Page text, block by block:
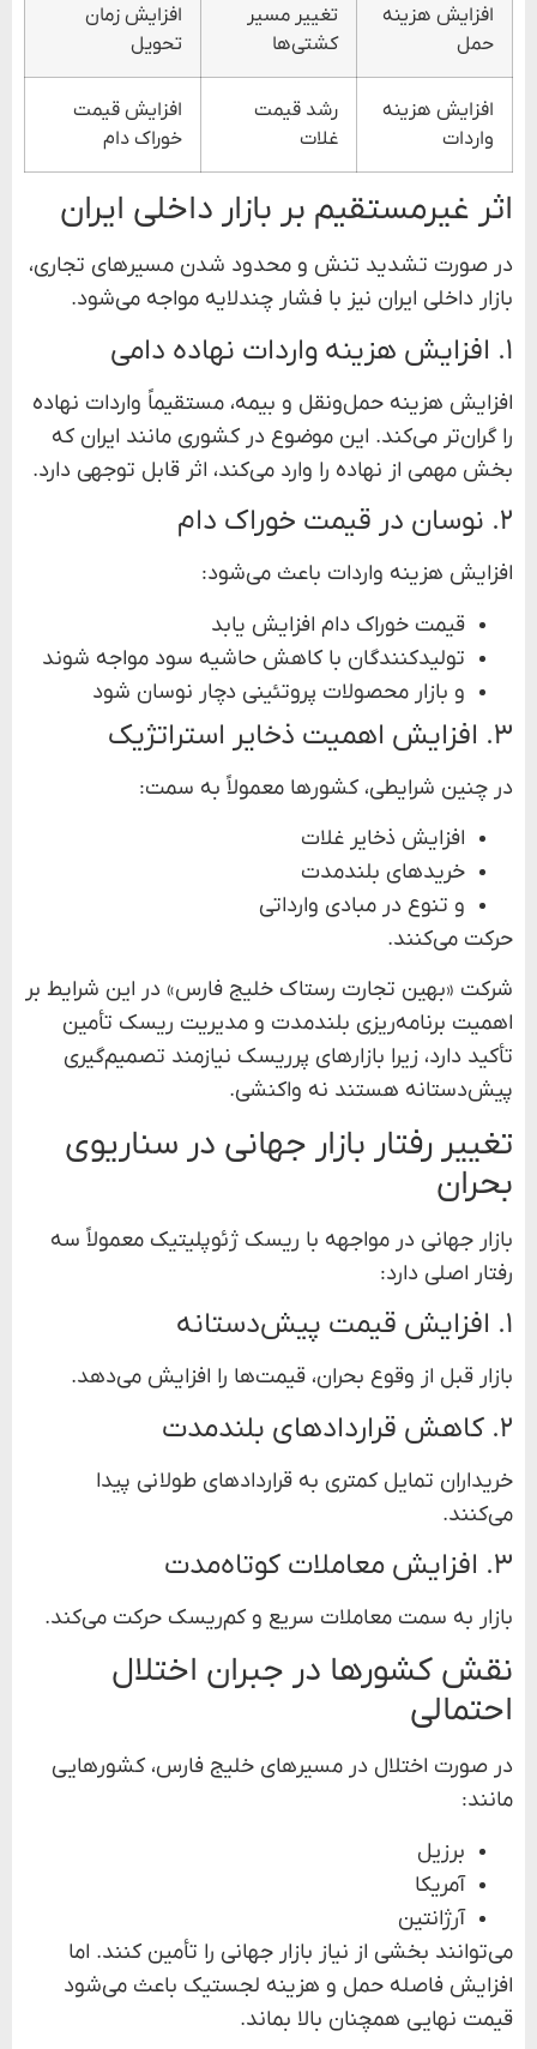
افزایش هزینه
حمل
تغییر مسیر
کشتی‌ها
افزایش زمان
تحویل
افزایش هزینه
واردات
رشد قیمت
غلات
افزایش قیمت
خوراک دام
اثر غیرمستقیم بر بازار داخلی ایران
در صورت تشدید تنش و محدود شدن مسیرهای تجاری،
بازار داخلی ایران نیز با فشار چندلایه مواجه می‌شود.
۱. افزایش هزینه واردات نهاده دامی
افزایش هزینه حمل‌ونقل و بیمه، مستقیماً واردات نهاده
را گران‌تر می‌کند. این موضوع در کشوری مانند ایران که
بخش مهمی از نهاده را وارد می‌کند، اثر قابل توجهی دارد.
۲. نوسان در قیمت خوراک دام
افزایش هزینه واردات باعث می‌شود:
قیمت خوراک دام افزایش یابد
تولیدکنندگان با کاهش حاشیه سود مواجه شوند
و بازار محصولات پروتئینی دچار نوسان شود
۳. افزایش اهمیت ذخایر استراتژیک
در چنین شرایطی، کشورها معمولاً به سمت:
افزایش ذخایر غلات
خریدهای بلندمدت
و تنوع در مبادی وارداتی
حرکت می‌کنند.
شرکت «بهین تجارت رستاک خلیج فارس» در این شرایط بر
اهمیت برنامه‌ریزی بلندمدت و مدیریت ریسک تأمین
تأکید دارد، زیرا بازارهای پرریسک نیازمند تصمیم‌گیری
پیش‌دستانه هستند نه واکنشی.
تغییر رفتار بازار جهانی در سناریوی
بحران
بازار جهانی در مواجهه با ریسک ژئوپلیتیک معمولاً سه
رفتار اصلی دارد:
۱. افزایش قیمت پیش‌دستانه
بازار قبل از وقوع بحران، قیمت‌ها را افزایش می‌دهد.
۲. کاهش قراردادهای بلندمدت
خریداران تمایل کمتری به قراردادهای طولانی پیدا
می‌کنند.
۳. افزایش معاملات کوتاه‌مدت
بازار به سمت معاملات سریع و کم‌ریسک حرکت می‌کند.
نقش کشورها در جبران اختلال
احتمالی
در صورت اختلال در مسیرهای خلیج فارس، کشورهایی
مانند:
برزیل
آمریکا
آرژانتین
می‌توانند بخشی از نیاز بازار جهانی را تأمین کنند. اما
افزایش فاصله حمل و هزینه لجستیک باعث می‌شود
قیمت نهایی همچنان بالا بماند.